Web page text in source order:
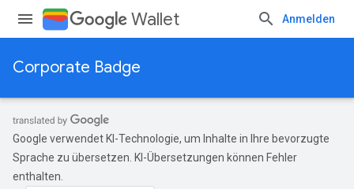
Wallet Anmelden
Corporate Badge
Google verwendet KI-Technologie, um Inhalte in Ihre bevorzugte
Sprache zu übersetzen. KI-Übersetzungen können Fehler
enthalten.